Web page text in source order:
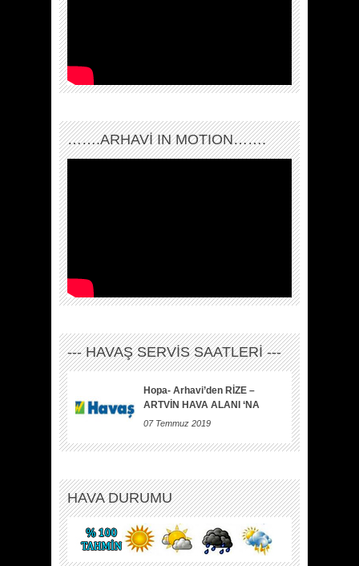
…….ARHAVI IN MOTION…….
--- HAVAŞ SERVİS SAATLERİ ---
Hopa- Arhavi’den RİZE –
ARTVİN HAVA ALANI ‘NA
07 Temmuz 2019
HAVA DURUMU